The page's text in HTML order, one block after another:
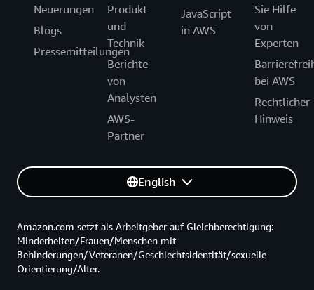
Neuerungen
Blogs
Pressemitteilungen
Produkt
und
Technik
Berichte
von
Analysten
AWS-
Partner
JavaScript
in AWS
Sie Hilfe
von
Experten
bei AWS
Rechtlicher
Hinweis
English
Amazon.com setzt als Arbeitgeber auf Gleichberechtigung:
Minderheiten/Frauen/Menschen mit
Behinderungen/Veteranen/Geschlechtsidentität/sexuelle
Orientierung/Alter.